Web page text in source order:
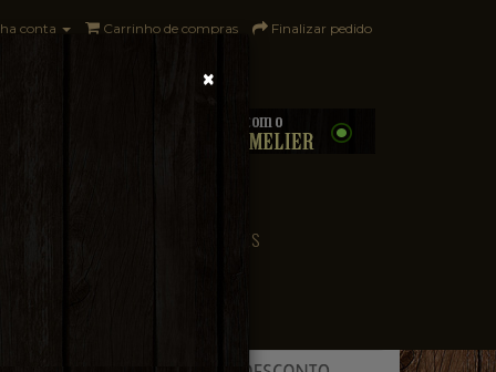
conta Carrinho de compras Finalizar pedido
PAÍSES
×